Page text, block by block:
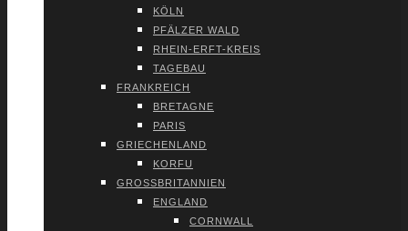
KÖLN
PFÄL­ZER WALD
RHEIN-ERFT-KREIS
TAGE­BAU
FRANK­REICH
BRE­TA­GNE
PARIS
GRIE­CHEN­LAND
KOR­FU
GROSS­BRI­TAN­NI­EN
ENG­LAND
CORN­WALL